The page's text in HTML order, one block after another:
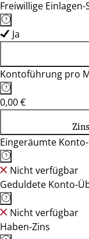
Freiwillige
Ja
Kontoführung pro
0,00 €
Eingeräumte
Nicht verfügbar
Geduldete Konto-
Nicht verfügbar
Haben-Zins